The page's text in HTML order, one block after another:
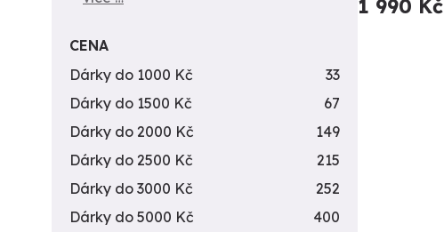
1 990 Kč
CENA
Dárky do 1000 Kč
33
Dárky do 1500 Kč
67
Dárky do 2000 Kč
149
Dárky do 2500 Kč
215
Dárky do 3000 Kč
252
Dárky do 5000 Kč
400